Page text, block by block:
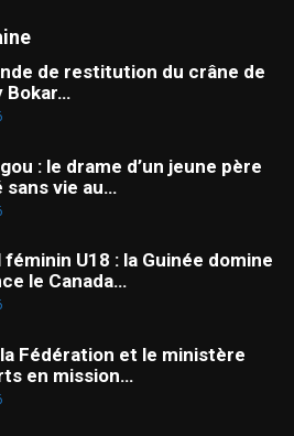
de restitution du crâne de
Bokar…
: le drame d’un jeune père
sans vie au…
féminin U18 : la Guinée domine
le Canada…
Fédération et le ministère
en mission…